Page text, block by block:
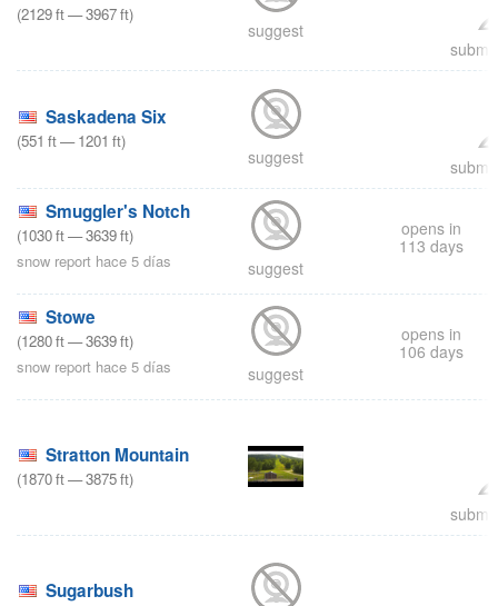
(2129ft—3967ft)
suggest
Saskadena Six
(551 ft—1201 ft)
suggest
Smuggler's Notch
(1030ft—3639ft)
snow report hace 5 días
suggest
opens in
113 days
Stowe
(1280ft—3639ft)
snow report hace 5 días
suggest
opens in
106 days
Stratton Mountain
(1870ft—3875ft)
Sugarbush